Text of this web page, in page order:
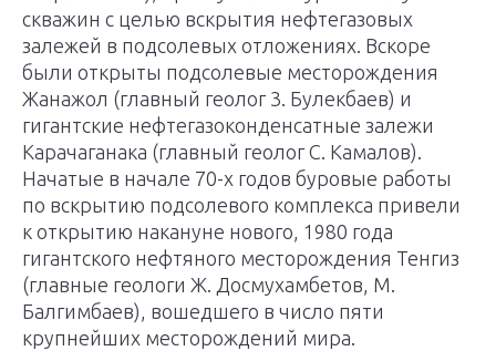
скважин с целью вскрытия нефтегазовых
залежей в подсолевых отложениях. Вскоре
были открыты подсолевые месторождения
Жанажол (главный геолог 3. Булекбаев) и
гигантские нефтегазоконденсатные залежи
Карачаганака (главный геолог С. Камалов).
Начатые в начале 70-х годов буровые работы
по вскрытию подсолевого комплекса привели
к открытию накануне нового, 1980 года
гигантского нефтяного месторождения Тенгиз
(главные геологи Ж. Досмухамбетов, М.
Балгимбаев), вошедшего в число пяти
крупнейших месторождений мира.